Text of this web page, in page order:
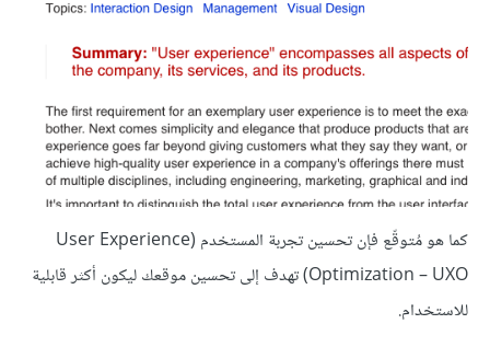
كما هو مُتوقّع فإن تحسين تجربة المستخدم (User Experience
Optimization – UXO) تهدف إلى تحسين موقعك ليكون أكثر قابلية
للاستخدام.